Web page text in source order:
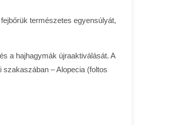
természetes egyensúlyát,
a hajhagymák újraaktiválását. A
– Alopecia (foltos